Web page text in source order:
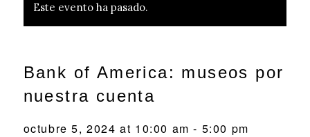
Este evento ha pasado.
Bank of America: museos por
nuestra cuenta
octubre 5, 2024 at 10:00 am - 5:00 pm